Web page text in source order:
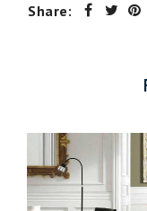
Share: